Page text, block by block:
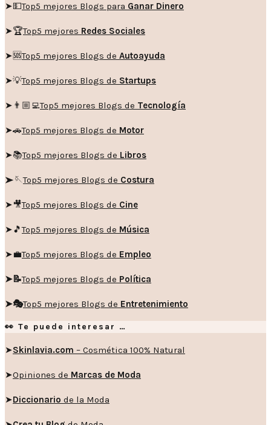
➤💵Top5 mejores Blogs para Ganar Dinero
➤🏆Top5 mejores Redes Sociales
➤🆘Top5 mejores Blogs de Autoayuda
➤💡Top5 mejores Blogs de Startups
➤👨🏼‍💻Top5 mejores Blogs de Tecnología
➤🚗Top5 mejores Blogs de Motor
➤📚Top5 mejores Blogs de Libros
➤🪡Top5 mejores Blogs de Costura
➤🎥Top5 mejores Blogs de Cine
➤🎵Top5 mejores Blogs de Música
➤💼Top5 mejores Blogs de Empleo
➤📝Top5 mejores Blogs de Política
➤🎭Top5 mejores Blogs de Entretenimiento
👀 Te puede interesar …
➤Skinlavia.com – Cosmética 100% Natural
➤Opiniones de Marcas de Moda
➤Diccionario de la Moda